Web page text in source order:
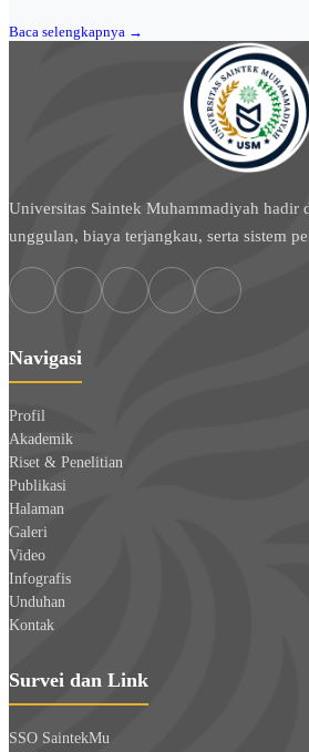
Baca selengkapnya →
Universitas Saintek Muhammadiyah hadir
unggulan, biaya terjangkau, serta sistem
Navigasi
Profil
Akademik
Riset & Penelitian
Publikasi
Halaman
Galeri
Video
Infografis
Unduhan
Kontak
Survei dan Link
SSO SaintekMu